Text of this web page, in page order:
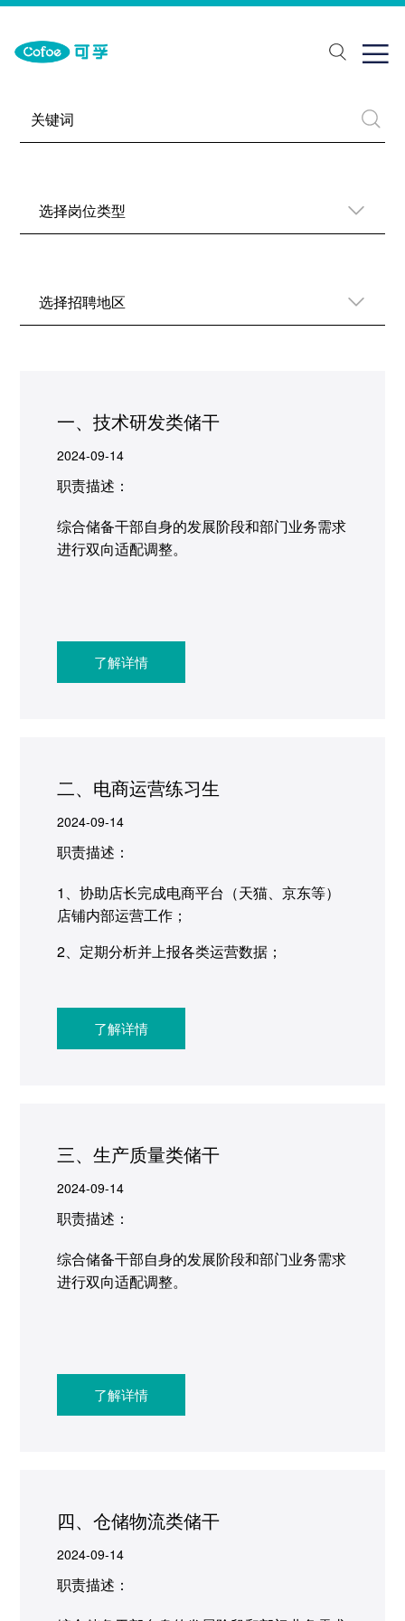

于我们
品牌
站式解决方案
辅具
入我们
招聘
选择岗位类型
选择招聘地区
一、技术研发类储干
2024-09-14
职责描述：
综合储备干部自身的发展阶段和部门业务需求
进行双向适配调整。
了解详情
二、电商运营练习生
2024-09-14
职责描述：
1、协助店长完成电商平台（天猫、京东等）
店铺内部运营工作；
2、定期分析并上报各类运营数据；
4、报名各种活动，打造店铺爆款；
了解详情
三、生产质量类储干
2024-09-14
职责描述：
综合储备干部自身的发展阶段和部门业务需求
进行双向适配调整。
了解详情
四、仓储物流类储干
2024-09-14
职责描述：